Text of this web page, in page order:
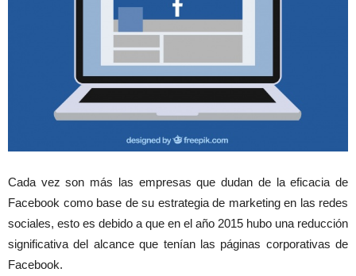
Cada vez son más las empresas que dudan de la eficacia de
Facebook como base de su estrategia de marketing en las redes
sociales, esto es debido a que en el año 2015 hubo una reducción
significativa del alcance que tenían las páginas corporativas de
Facebook.